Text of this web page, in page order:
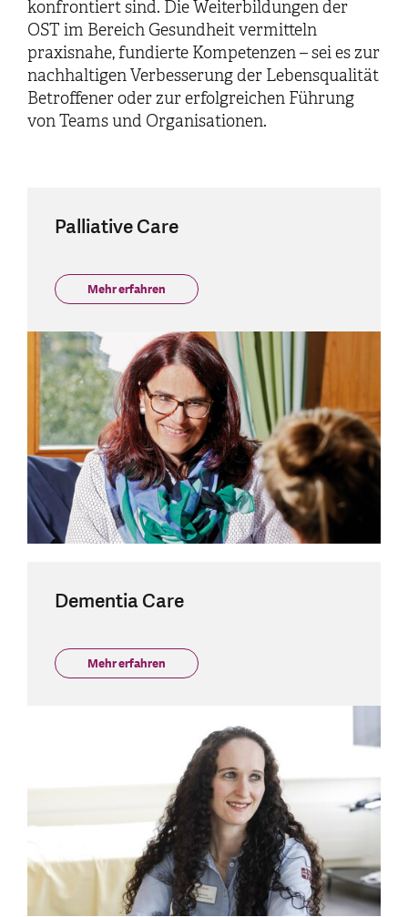
konfrontiert sind. Die Weiterbildungen der
OST im Bereich Gesundheit vermitteln
praxisnahe, fundierte Kompetenzen – sei es zur
nachhaltigen Verbesserung der Lebensqualität
Betroffener oder zur erfolgreichen Führung
von Teams und Organisationen.
Palliative Care
Mehr erfahren
Dementia Care
Mehr erfahren